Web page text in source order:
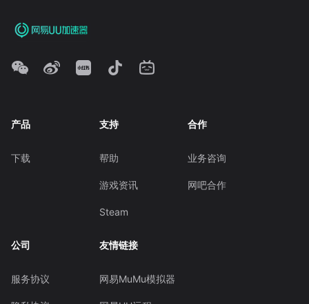
产品
下载
支持
帮助
游戏资讯
Steam
合作
业务咨询
网吧合作
公司
服务协议
友情链接
网易MuMu模拟器